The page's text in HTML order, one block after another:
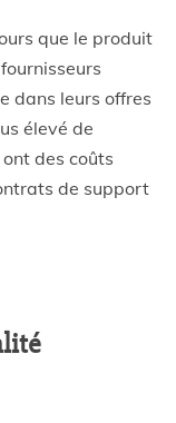
que le produit
dans leurs offres
élevé de
des coûts
de support